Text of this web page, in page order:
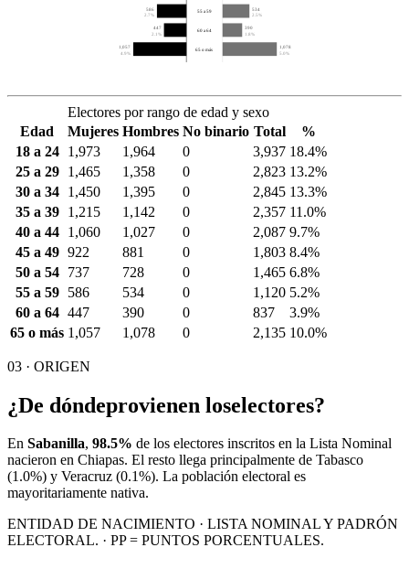
586
2.7%
534
2.5%
55 a 59
447
2.1%
390
1.8%
60 a 64
1,057
4.9%
1,078
5.0%
65 o más
Electores por rango de edad y sexo
Edad
Mujeres Hombres No binario Total
%
18 a 24
1,973 1,964 0 3,937 18.4%
25 a 29
1,465 1,358 0 2,823 13.2%
30 a 34
1,450 1,395 0 2,845 13.3%
35 a 39
1,215 1,142 0 2,357 11.0%
40 a 44
1,060 1,027 0 2,087 9.7%
45 a 49 922 881 0 1,803 8.4%
50 a 54
737 728 0 1,465 6.8%
55 a 59
586 534 0 1,120 5.2%
60 a 64 447 390 0 837
3.9%
65 o más 1,057 1,078 0 2,135 10.0%
03 · ORIGEN
¿De dóndeprovienen loselectores?
En Sabanilla, 98.5% de los electores inscritos en la Lista Nominal
nacieron en Chiapas. El resto llega principalmente de Tabasco
(1.0%) y Veracruz (0.1%). La población electoral es
mayoritariamente nativa.
ENTIDAD DE NACIMIENTO · LISTA NOMINAL Y PADRÓN
ELECTORAL. · PP = PUNTOS PORCENTUALES.